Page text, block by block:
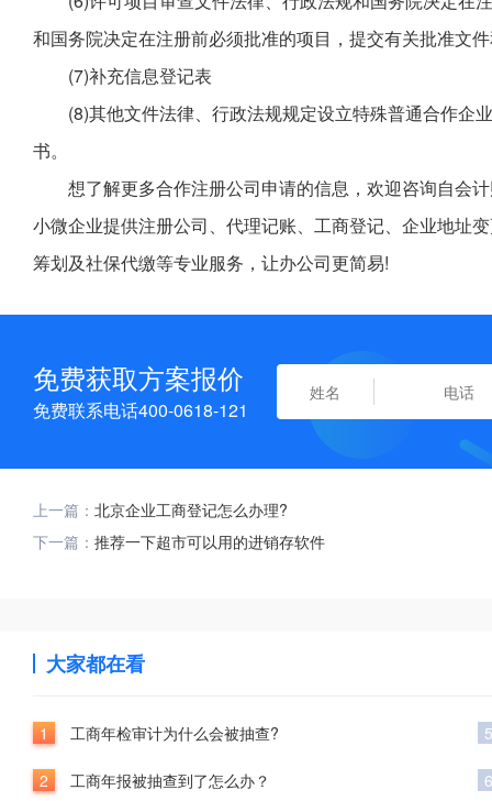
和国务院决定在注册前必须批准的项目，提交有关批准文
(7)补充信息登记表
(8)其他文件法律、行政法规规定设立特殊普通合作企
书。
想了解更多合作注册公司申请的信息，欢迎咨询自会
小微企业提供注册公司、代理记账、工商登记、企业地址
筹划及社保代缴等专业服务，让办公司更简易!
免费获取方案报价
免费联系电话400-0618-121
上一篇： 北京企业工商登记怎么办理?
下一篇： 推荐一下超市可以用的进销存软件
大家都在看
1 工商年检审计为什么会被抽查?
2 工商年报被抽查到了怎么办？
5
6